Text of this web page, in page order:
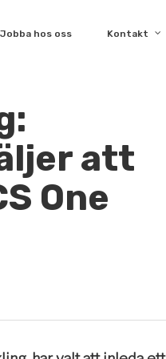
Jobba hos oss Kontakt
att
One